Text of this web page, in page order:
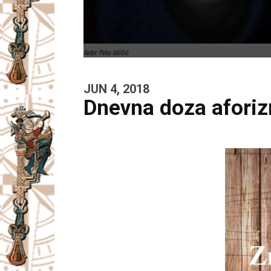
Autor Peko laličić
JUN 4, 2018
Dnevna doza